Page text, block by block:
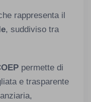
rappresenta il
, suddiviso tra
permette di
e trasparente